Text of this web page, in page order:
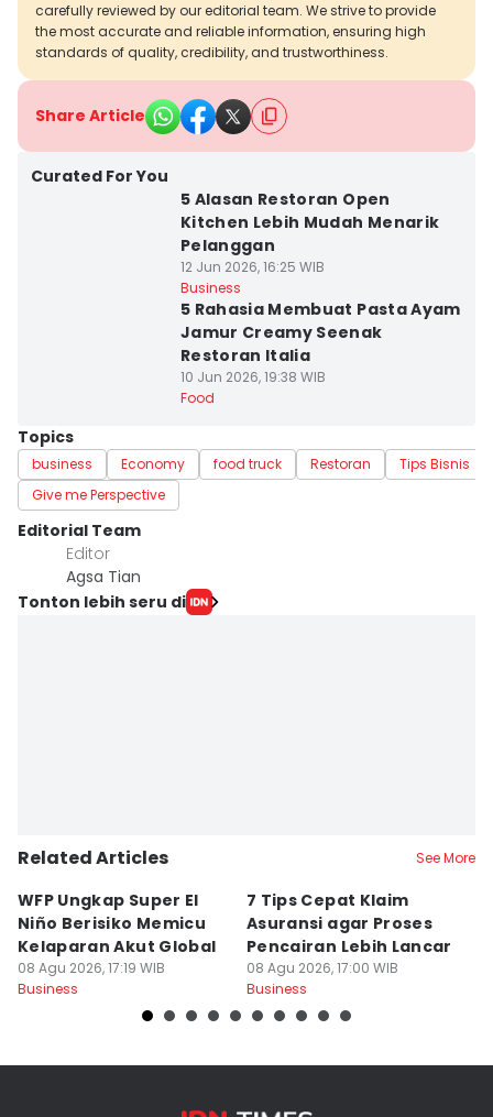
carefully reviewed by our editorial team. We strive to provide
the most accurate and reliable information, ensuring high
standards of quality, credibility, and trustworthiness.
Share Article
Curated For You
5 Alasan Restoran Open
Kitchen Lebih Mudah Menarik
Pelanggan
12 Jun 2026, 16:25 WIB
Business
5 Rahasia Membuat Pasta Ayam
Jamur Creamy Seenak
Restoran Italia
10 Jun 2026, 19:38 WIB
Food
Topics
business Economy food truck Restoran
Tips Bisnis
Give me Perspective
Editorial Team
Editor
Agsa Tian
Tonton lebih seru di
Related Articles See More
WFP Ungkap Super El
Niño Berisiko Memicu
Kelaparan Akut Global
08 Agu 2026, 17:19 WIB
Business
7 Tips Cepat Klaim
Asuransi agar Proses
Pencairan Lebih Lancar
08 Agu 2026, 17:00 WIB
Business